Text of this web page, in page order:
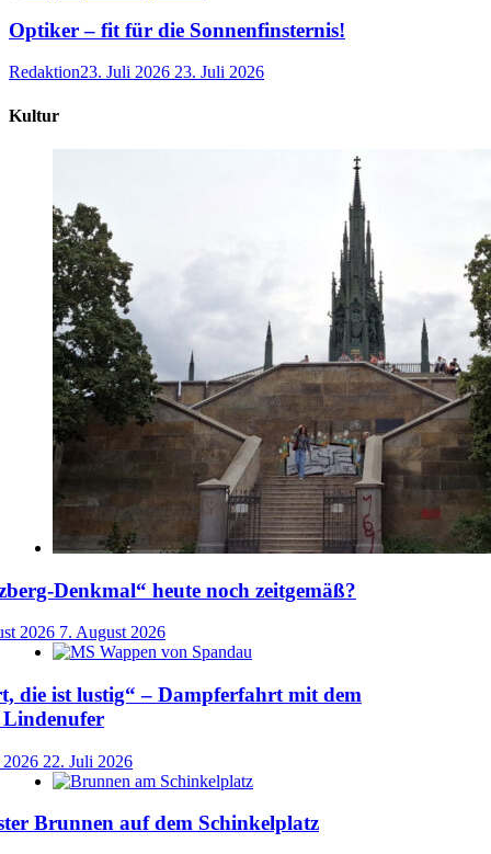
Optiker – fit für die Sonnenfinsternis!
Redaktion23. Juli 2026 23. Juli 2026
Kultur
Denkmal“ heute noch zeitgemäß?
2026 7. August 2026
die ist lustig“ – Dampferfahrt mit dem
22. Juli 2026
Brunnen auf dem Schinkelplatz